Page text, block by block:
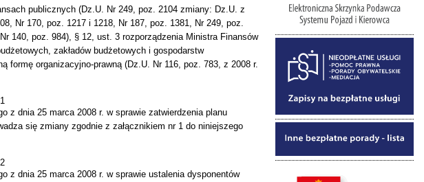
publicznych (Dz.U. Nr 249, poz. 2104 zmiany: Dz.U. z
Nr 170, poz. 1217 i 1218, Nr 187, poz. 1381, Nr 249, poz.
140, poz. 984), § 12, ust. 3 rozporządzenia Ministra Finansów
zakładów budżetowych i gospodarstw
formę organizacyjno-prawną (Dz.U. Nr 116, poz. 783, z 2008 r.
z dnia 25 marca 2008 r. w sprawie zatwierdzenia planu
się zmiany zgodnie z załącznikiem nr 1 do niniejszego
z dnia 25 marca 2008 r. w sprawie ustalenia dysponentów